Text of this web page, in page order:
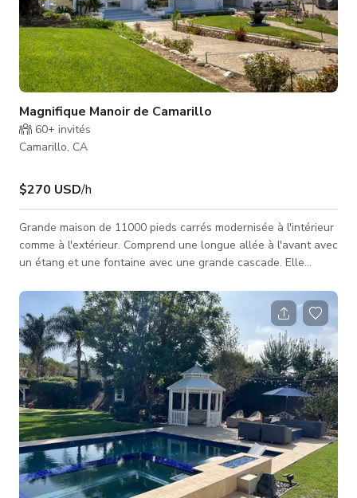
Magnifique Manoir de Camarillo
60+ invités
Camarillo, CA
$270 USD/h
Grande maison de 11000 pieds carrés modernisée à l'intérieur
comme à l'extérieur. Comprend une longue allée à l'avant avec
un étang et une fontaine avec une grande cascade. Elle
cascade et toboggan, ainsi qu'une grande zone barbecue, un
court de tennis et une aire de jeux avec trampoline encastré.
À l'intérieur, hauts plafonds, sols en marbre blanc avec toutes
sortes de pièces : salle de sport, salle de jeux, salle de jeux